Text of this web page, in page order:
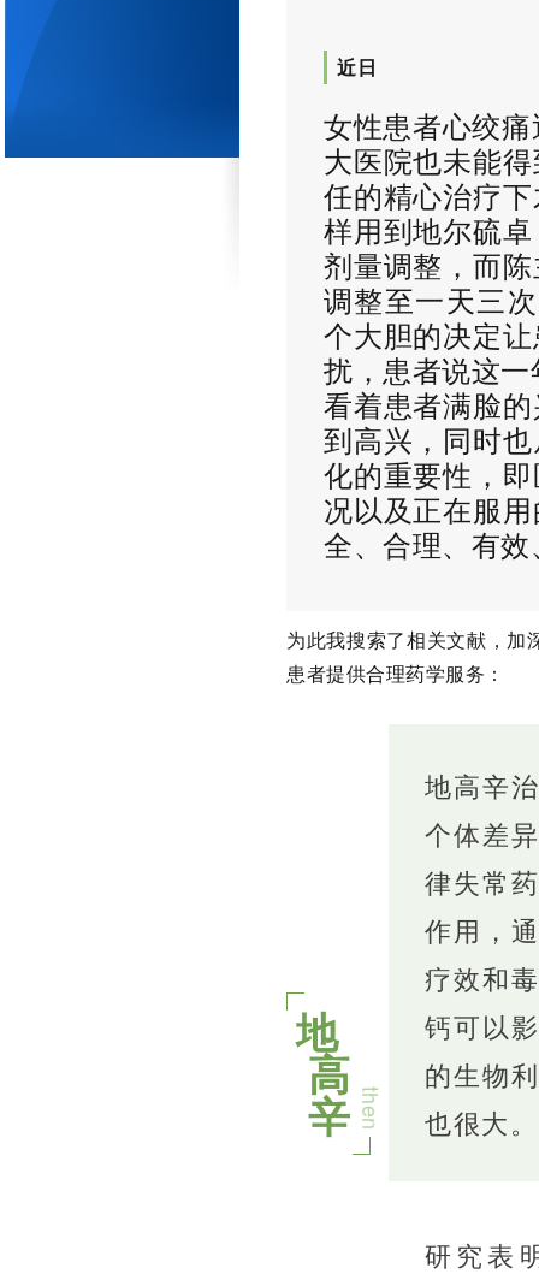
近日
女性患者心绞
大医院也未能
任的精心治疗
样用到地尔硫
剂量调整，而
调整至一天三
个大胆的决定
扰，患者说这
看着患者满脸
到高兴，同时
化的重要性，
况以及正在服
全、合理、有
为此我搜索了相关文献，加
患者提供合理药学服务：
地
高
辛 then
地高辛
个体差
律失常
作用，
疗效和
钙可以
的生物
也很大。
研究表